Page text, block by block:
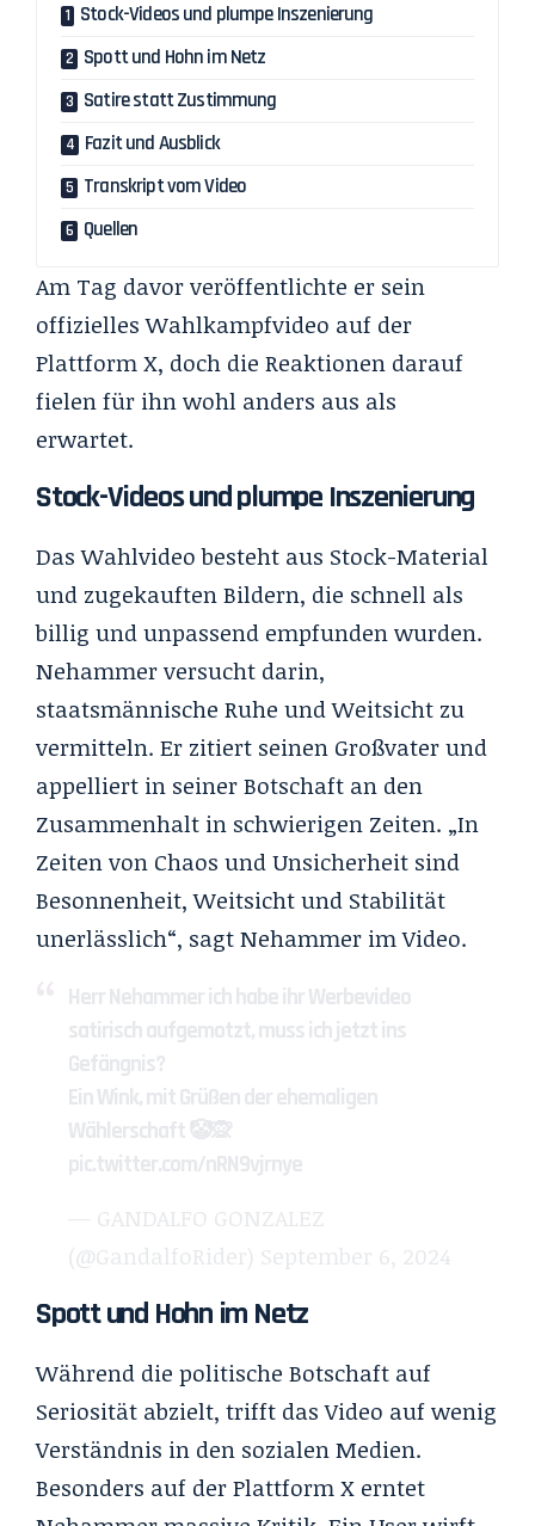
Stock-Videos und plumpe Inszenierung
Spott und Hohn im Netz
Satire statt Zustimmung
Fazit und Ausblick
Transkript vom Video
Quellen
Am Tag davor veröffentlichte er sein
offizielles Wahlkampfvideo auf der
Plattform X, doch die Reaktionen darauf
fielen für ihn wohl anders aus als
erwartet.
Stock-Videos und plumpe Inszenierung
Das Wahlvideo besteht aus Stock-Material
und zugekauften Bildern, die schnell als
billig und unpassend empfunden wurden.
Nehammer versucht darin,
staatsmännische Ruhe und Weitsicht zu
vermitteln. Er zitiert seinen Großvater und
appelliert in seiner Botschaft an den
Zusammenhalt in schwierigen Zeiten. „In
Zeiten von Chaos und Unsicherheit sind
Besonnenheit, Weitsicht und Stabilität
unerlässlich“, sagt Nehammer im Video.
Herr Nehammer ich habe ihr Werbevideo
satirisch aufgemotzt, muss ich jetzt ins
Gefängnis?
Ein Wink, mit Grüßen der ehemaligen
Wählerschaft 🤡🙊
pic.twitter.com/nRN9vjrnye
— GANDALFO GONZALEZ
(@GandalfoRider) September 6, 2024
Spott und Hohn im Netz
Während die politische Botschaft auf
Seriosität abzielt, trifft das Video auf wenig
Verständnis in den sozialen Medien.
Besonders auf der Plattform X erntet